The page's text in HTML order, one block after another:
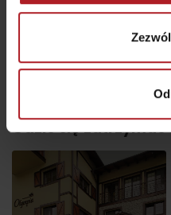
Ružomberok
Všetky zážitky a
Gdzie się zatrzymać